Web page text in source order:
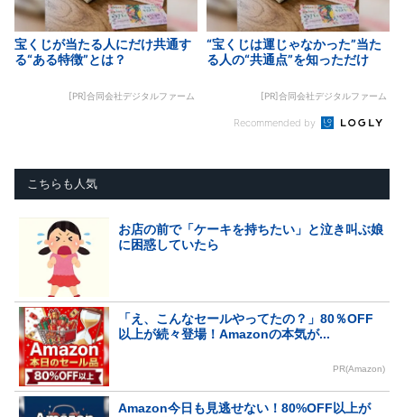
宝くじが当たる人にだけ共通す
る“ある特徴”とは？
[PR]合同会社デジタルファーム
“宝くじは運じゃなかった”当た
る人の“共通点”を知っただけ
[PR]合同会社デジタルファーム
Recommended by
こちらも人気
お店の前で「ケーキを持ちたい」と泣き叫ぶ娘
に困惑していたら
「え、こんなセールやってたの？」80％OFF
以上が続々登場！Amazonの本気が...
PR(Amazon)
Amazon今日も見逃せない！80%OFF以上が